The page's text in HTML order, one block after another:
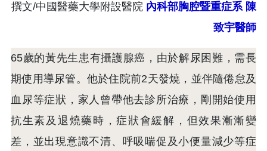
撰文/中國醫藥大學附設醫院 內科部胸腔暨重症系 陳
致宇醫師
65歲的黃先生患有攝護腺癌，由於解尿困難，需長
期使用導尿管。他於住院前2天發燒，並伴隨倦怠及
血尿等症狀，家人曾帶他去診所治療，剛開始使用
抗生素及退燒藥時，症狀會緩解，但效果漸漸變
差，並出現意識不清、呼吸喘促及小便量減少等症